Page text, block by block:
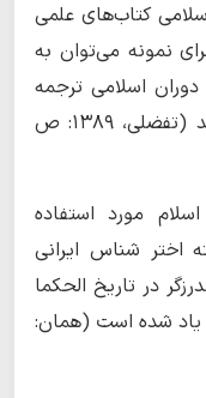
کتاب‌های علمی
نمونه می‌توان به
دوران اسلامی ترجمه
شد و با عنوان البزیدج شناخته می‌شد (تفضلی، ١٣٨۹: ص
مورد استفاده
اختر شناس ایرانی
در تاریخ الحکما
یاد شده است (همان: